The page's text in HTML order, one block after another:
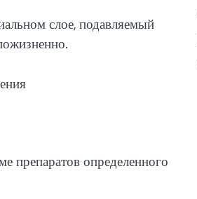
слое, подавляемый
препаратов определенного